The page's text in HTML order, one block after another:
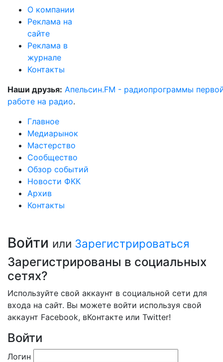
О компании
Реклама на
сайте
Реклама в
журнале
Контакты
Наши друзья: Апельсин.FM - радиопрограммы
работе на радио.
Главное
Медиарынок
Мастерство
Сообщество
Обзор событий
Новости ФКК
Архив
Контакты
Войти или Зарегистрироваться
Зарегистрированы в социальных
сетях?
Используйте свой аккаунт в социальной сети для
входа на сайт. Вы можете войти используя свой
аккаунт Facebook, вКонтакте или Twitter!
Войти
Логин